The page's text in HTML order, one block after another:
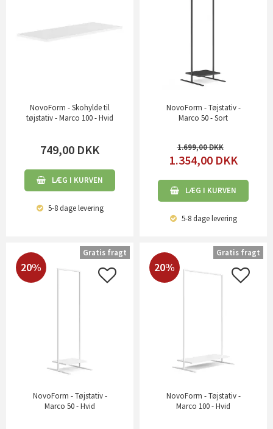
NovoForm - Skohylde til
tøjstativ - Marco 100 - Hvid
749,00 DKK
LÆG I KURVEN
5-8 dagelevering
NovoForm - Tøjstativ -
Marco 50 - Sort
1.699,00
1.354,00 DKK
LÆG I KURVEN
5-8 dagelevering
20%
NovoForm - Tøjstativ -
Marco 50 - Hvid
Gratis fragt
20%
NovoForm - Tøjstativ -
Marco 100 - Hvid
Gratis fragt